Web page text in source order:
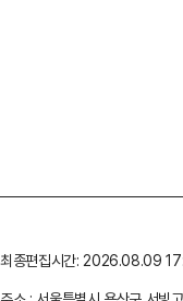
최종편집시간: 2026.08.09